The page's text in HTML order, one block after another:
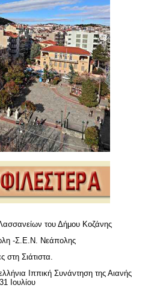
του Δήμου Κοζάνης
-Σ.Ε.Ν. Νεάπολης
στη Σιάτιστα.
Ιππική Συνάντηση της Αιανής
Ιουλίου